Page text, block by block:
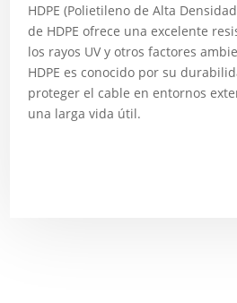
HDPE (Polietileno de Alta
de HDPE ofrece una excelente
los rayos UV y otros factores
HDPE es conocido por su
proteger el cable en entornos
una larga vida útil.